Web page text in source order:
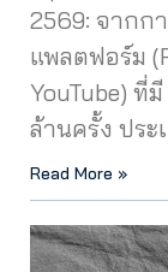
2569: จากก
แพลตฟอร์ม
YouTube) ที่
ล้านครั้ง ประ
Read More »